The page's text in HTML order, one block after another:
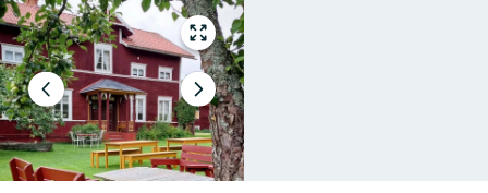
Gå
till
helskärmsläge
Föregående
bild
Nästa
bildspel